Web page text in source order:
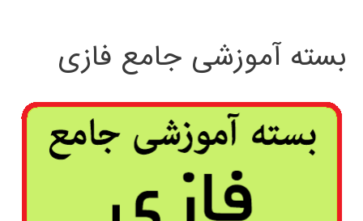
بسته آموزشی جامع فازی